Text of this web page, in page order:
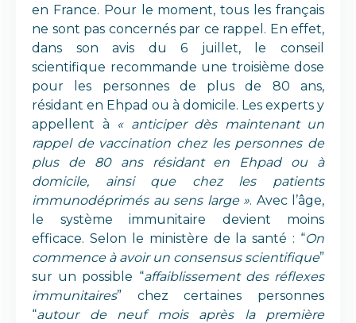
en France. Pour le moment, tous les français
ne sont pas concernés par ce rappel. En effet,
dans son avis du 6 juillet, le conseil
scientifique recommande une troisième dose
pour les personnes de plus de 80 ans,
résidant en Ehpad ou à domicile. Les experts y
appellent à
« anticiper dès maintenant un
rappel de vaccination chez les personnes de
plus de 80 ans résidant en Ehpad ou à
domicile, ainsi que chez les patients
immunodéprimés au sens large ». Avec l’âge,
le système immunitaire devient moins
efficace. Selon le ministère de la santé : “On
commence à avoir un consensus scientifique”
sur un possible “affaiblissement des réflexes
immunitaires” chez certaines personnes
“autour de neuf mois après la première